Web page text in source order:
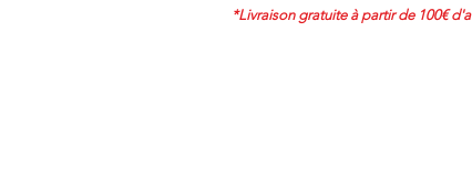
*Livraison gratuite à partir de 100€